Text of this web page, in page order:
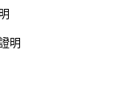
明